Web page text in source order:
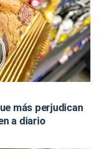
más perjudican
a diario